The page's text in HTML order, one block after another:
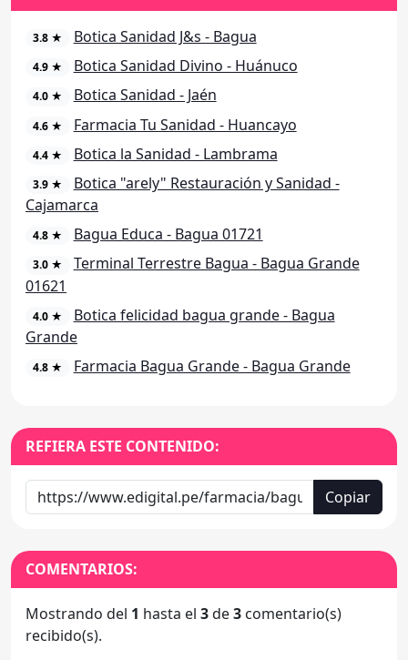
3.8 ★ Botica Sanidad J&s - Bagua
4.9 ★ Botica Sanidad Divino - Huánuco
4.0 ★ Botica Sanidad - Jaén
4.6 ★ Farmacia Tu Sanidad - Huancayo
4.4 ★ Botica la Sanidad - Lambrama
3.9 ★
Botica "arely" Restauración y Sanidad -
Cajamarca
4.8 ★ Bagua Educa - Bagua 01721
3.0 ★
Terminal Terrestre Bagua - Bagua Grande
01621
4.0 ★
Botica felicidad bagua grande - Bagua
Grande
4.8 ★ Farmacia Bagua Grande - Bagua Grande
REFIERA ESTE CONTENIDO:
Copiar
COMENTARIOS:
Mostrando del 1 hasta el 3de3 comentario(s)
recibido(s).